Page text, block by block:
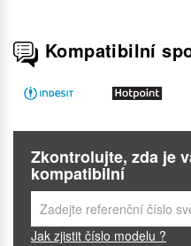
Kompatibilní
Zkontrolujte, zda je
kompatibilní
Jak zjistit číslo modelu ?